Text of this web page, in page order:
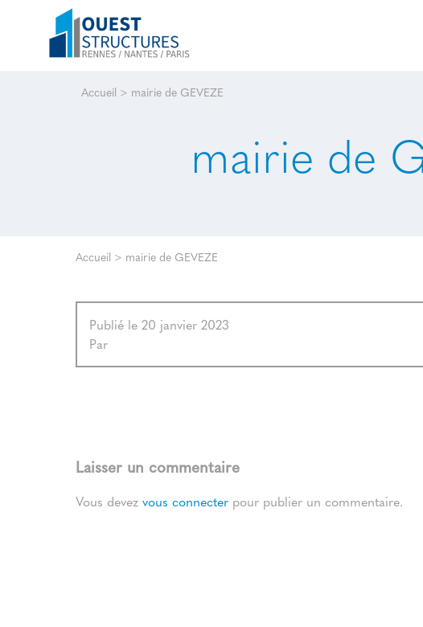
Accueil > mairie de GEVEZE
mairie de
Accueil > mairie de GEVEZE
Publié le 20 janvier 2023
Par
Laisser un commentaire
Vous devez vous connecter pour publier un commentaire.